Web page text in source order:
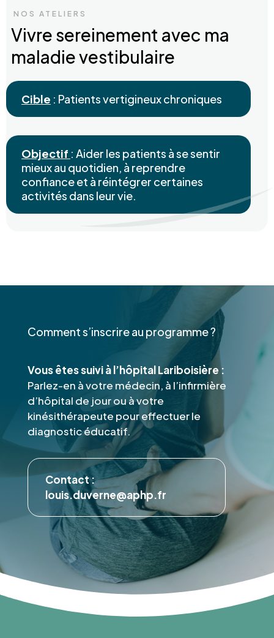
NOS ATELIERS
Vivre sereinement avec ma
maladie vestibulaire
Cible : Patients vertigineux chroniques
Objectif : Aider les patients à se sentir
mieux au quotidien, à reprendre
confiance et à réintégrer certaines
activités dans leur vie.
Comment s’inscrire au programme ?
Vous êtes suivi à l’hôpital Lariboisière :
Parlez-en à votre médecin, à l’infirmière
d’hôpital de jour ou à votre
kinésithérapeute pour effectuer le
diagnostic éducatif.
Contact :
louis.duverne@aphp.fr